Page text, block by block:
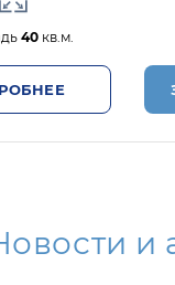
40кв.м.
и